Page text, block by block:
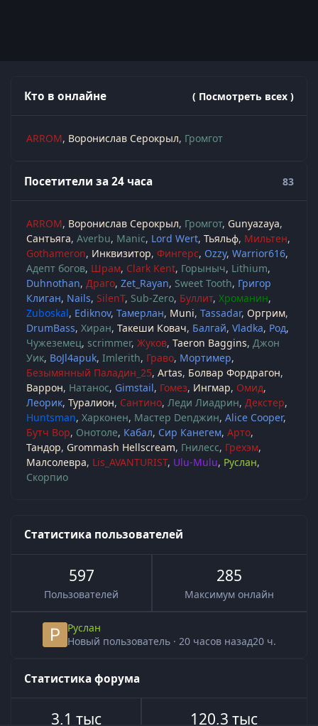
Кто в онлайне ( Посмотреть всех )
ARROM Воронислав Серокрыл Громгот
Посетители за 24 часа 83
ARROM Воронислав Серокрыл Громгот Gunyazaya
Сантьяга Averbu Manic Lord Wert Тьяльф Мильтен
Gothameron Инквизитор Фингерс Ozzy Warrior616
Адепт богов Шрам Clark Kent Горыныч Lithium
Duhnothan Драго Zet_Rayan Sweet Tooth Григор
Клиган Nails SilenT Sub-Zero Буллит Хроманин
Zuboskal Ediknov Тамерлан Muni Tassadar Оргрим
DrumBass Хиран Такеши Ковач Балгай Vladka Род
Чужеземец scrimmer Жуков Taeron Baggins Джон
Уик BoJl4apuk Imlerith Граво Мортимер
Безымянный Паладин_25 Artas Болвар Фордрагон
Варрон Натанос Gimstail Гомез Ингмар Омид
Леорик Туралион Сантино Леди Лиадрин Декстер
Huntsman Харконен Мастер Denджин Alice Cooper
Бутч Вор Онотоле Кабал Сир Канегем Арто
Тандор Grommash Hellscream Гнилесс Грехэм
Малсолевра Lis_AVANTURIST Ulu-Mulu Руслан
Скорпио
Статистика пользователей
597
Пользователей
285
Максимум онлайн
Руслан
Новый пользователь · 20 часов назад20 ч.
Статистика форума
3,1 тыс 120,3 тыс